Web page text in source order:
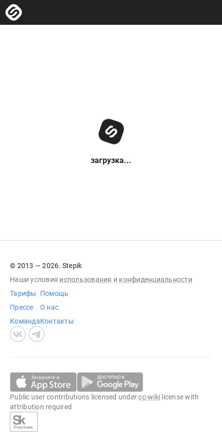
загрузка...
© 2013 — 2026. Stepik
Наши условия использования и конфиденциальности
Тарифы
Прессе
Команда
Помощь
О нас
Контакты
Public user contributions licensed undercc-wiki license with
attribution required